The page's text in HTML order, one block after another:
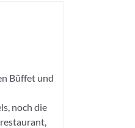
Büffet und
noch die